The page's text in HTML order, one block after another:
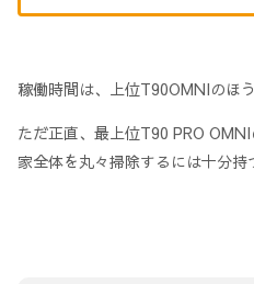
稼働時間は、上位T90OMNIのほ
ただ正直、最上位T90 PRO OMNI
家全体を丸々掃除するには十分持